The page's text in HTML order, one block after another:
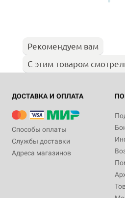
Рекомендуем вам
С этим товаром
ДОСТАВКА И ОПЛАТА
Способы оплаты
Службы доставки
Адреса магазинов